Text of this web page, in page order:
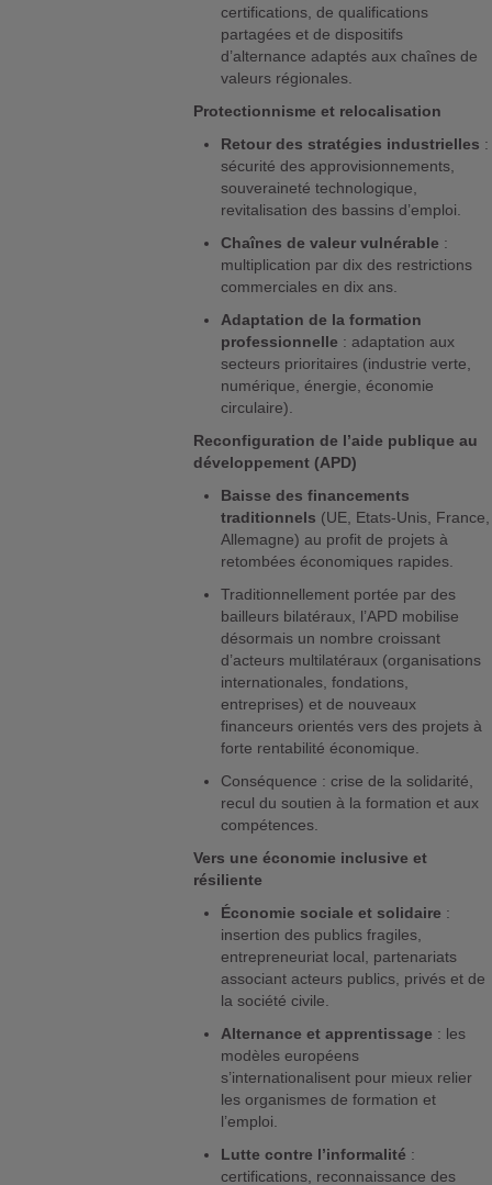
certifications, de qualifications
partagées et de dispositifs
d’alternance adaptés aux chaînes de
valeurs régionales.
Protectionnisme et relocalisation
Retour des stratégies industrielles :
sécurité des approvisionnements,
souveraineté technologique,
revitalisation des bassins d’emploi.
Chaînes de valeur vulnérable :
multiplication par dix des restrictions
commerciales en dix ans.
Adaptation de la formation
professionnelle : adaptation aux
secteurs prioritaires (industrie verte,
numérique, énergie, économie
circulaire).
Reconfiguration de l’aide publique au
développement (APD)
Baisse des financements
traditionnels (UE, Etats-Unis, France,
Allemagne) au profit de projets à
retombées économiques rapides.
Traditionnellement portée par des
bailleurs bilatéraux, l’APD mobilise
désormais un nombre croissant
d’acteurs multilatéraux (organisations
internationales, fondations,
entreprises) et de nouveaux
financeurs orientés vers des projets à
forte rentabilité économique.
Conséquence : crise de la solidarité,
recul du soutien à la formation et aux
compétences.
Vers une économie inclusive et
résiliente
Économie sociale et solidaire :
insertion des publics fragiles,
entrepreneuriat local, partenariats
associant acteurs publics, privés et de
la société civile.
Alternance et apprentissage : les
modèles européens
s’internationalisent pour mieux relier
les organismes de formation et
l’emploi.
Lutte contre l’informalité :
certifications, reconnaissance des